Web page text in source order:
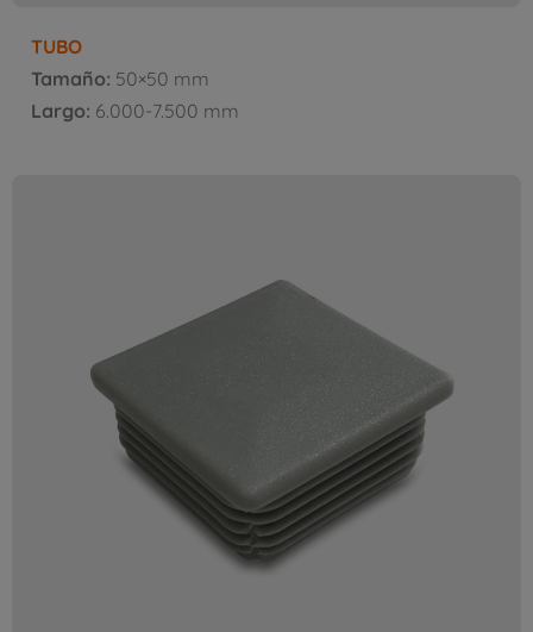
TUBO
Tamaño: 50×50 mm
Largo: 6.000-7.500 mm